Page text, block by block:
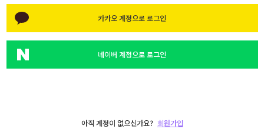
카카오 계정으로 로그인
네이버 계정으로 로그인
아직 계정이 없으신가요? 회원가입